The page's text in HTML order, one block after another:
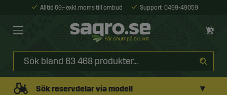
Alltid 69:- exkl. moms till ombud Support 0499-49059
Sök reservdelar via modell ▼